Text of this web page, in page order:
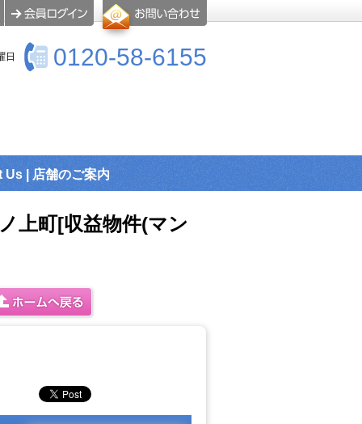
0120-58-6155
日
| 店舗のご案内
上町[収益物件(マン